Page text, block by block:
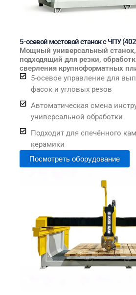
5-осевой мостовой станок с ЧПУ
Мощный универсальный
подходящий для резки,
сверления крупноформатных
5-осевое управление для
фасок и угловых резов
Автоматическая смена
универсальной обработки
Подходит для спечённого
керамики
Посмотреть оборудование